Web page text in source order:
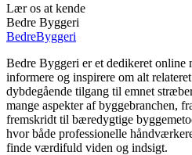
Lær os at kende
Bedre Byggeri
BedreByggeri
Bedre Byggeri er et dedikeret online
informere og inspirere om alt
dybdegående tilgang til emnet
mange aspekter af byggebranchen,
fremskridt til bæredygtige
hvor både professionelle
finde værdifuld viden og indsigt.